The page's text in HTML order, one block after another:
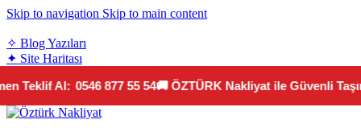
Skip to navigation Skip to main content
✧ Blog Yazıları
✦ Site Haritası
Teklif Al: 0546 877 55 54🚚 ÖZTÜRK Nakliyat ile Güvenli